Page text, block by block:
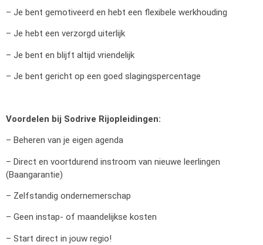
– Je bent gemotiveerd en hebt een flexibele werkhouding
– Je hebt een verzorgd uiterlijk
– Je bent en blijft altijd vriendelijk
– Je bent gericht op een goed slagingspercentage
Voordelen bij Sodrive Rijopleidingen:
– Beheren van je eigen agenda
– Direct en voortdurend instroom van nieuwe leerlingen
(Baangarantie)
– Zelfstandig ondernemerschap
– Geen instap- of maandelijkse kosten
– Start direct in jouw regio!